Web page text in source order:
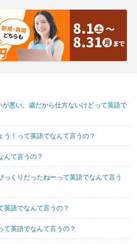
悪い。歳だから仕方ないけどって英語で
う！って英語でなんて言うの？
んて言うの？
くりだったねーって英語でなんて言う
英語でなんて言うの？
て英語でなんて言うの？